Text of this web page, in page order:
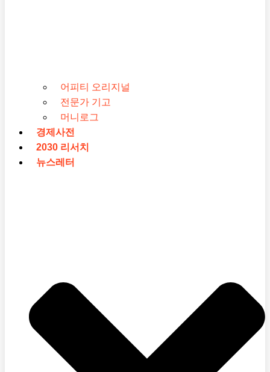
어피티 오리지널
전문가 기고
머니로그
경제사전
2030 리서치
뉴스레터